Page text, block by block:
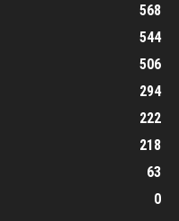
568
544
506
294
222
218
63
0